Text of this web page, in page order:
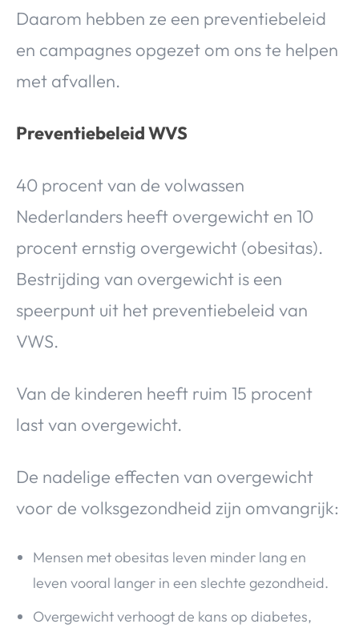
Over Valerie
Contact
VALERIE'S CHOICE
Food & Drinks Health & Beauty Gadgets
Huis & Tuin
Travel
Lifestyle
Daarom hebben ze een preventiebeleid
en campagnes opgezet om ons te helpen
met afvallen.
Preventiebeleid WVS
40 procent van de volwassen
Nederlanders heeft overgewicht en 10
procent ernstig overgewicht (obesitas).
Bestrijding van overgewicht is een
speerpunt uit het preventiebeleid van
VWS.
Van de kinderen heeft ruim 15 procent
last van overgewicht.
De nadelige effecten van overgewicht
voor de volksgezondheid zijn omvangrijk:
Mensen met obesitas leven minder lang en
leven vooral langer in een slechte gezondheid.
Overgewicht verhoogt de kans op diabetes,